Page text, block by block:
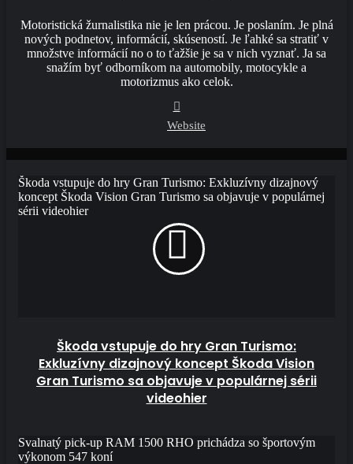
Motoristická žurnalistika nie je len prácou. Je poslaním. Je plná
nových podnetov, informácií, skúseností. Je ľahké sa stratiť v
množstve informácií no o to ťažšie je sa v nich vyznať. Ja sa
snažím byť odborníkom na automobily, motocykle a
motorizmus ako celok.
Website
Škoda vstupuje do hry Gran Turismo: Exkluzívny dizajnový
koncept Škoda Vision Gran Turismo sa objavuje v populárnej
sérii videohier
Škoda vstupuje do hry Gran Turismo:
Exkluzívny dizajnový koncept Škoda Vision
Gran Turismo sa objavuje v populárnej sérii
videohier
Svalnatý pick-up RAM 1500 RHO prichádza so športovým
výkonom 547 koní